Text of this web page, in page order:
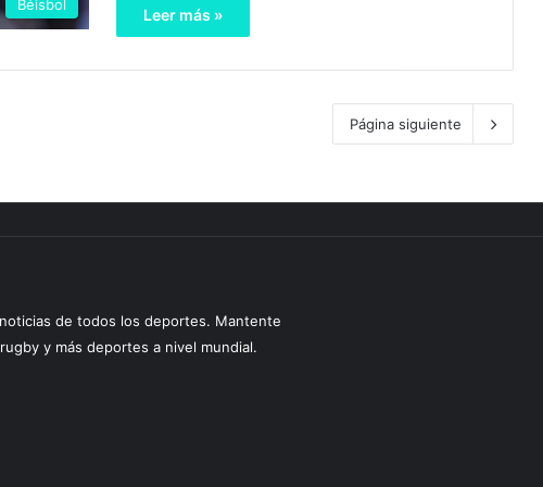
Béisbol
Leer más »
Página siguiente
de todos los deportes. Mantente
y más deportes a nivel mundial.